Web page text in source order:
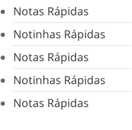
Notas Rápidas
Notinhas Rápidas
Notas Rápidas
Notinhas Rápidas
Notas Rápidas